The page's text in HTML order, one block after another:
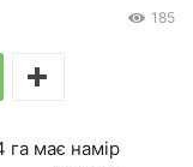
185
має намір